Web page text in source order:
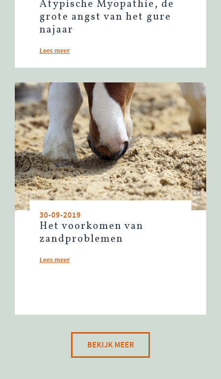
Atypische Myopathie, de
grote angst van het gure
najaar
Lees meer
30-09-2019
Het voorkomen van
zandproblemen
Lees meer
BEKIJK MEER